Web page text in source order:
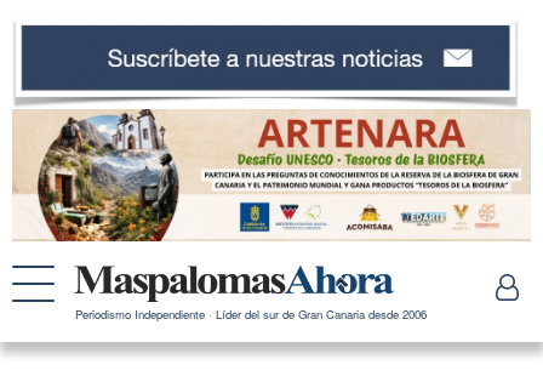
Periodismo Independiente · Líder del sur de Gran Canaria desde 2006